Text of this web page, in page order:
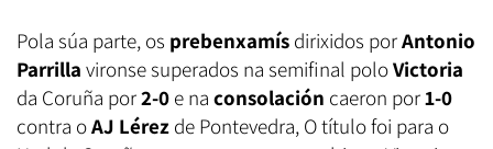
Pola súa parte, os prebenxamís dirixidos porAntonio
Parrilla vironse superados na semifinal poloVictoria
da Coruña por2-0 e na consolación caeron por1-0
contra oAJ Lérez de Pontevedra, O título foi para o